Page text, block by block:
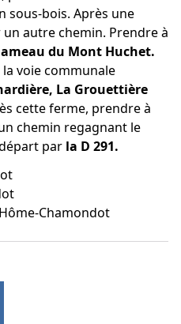
sous-bois. Après une
autre chemin. Prendre à
du Mont Huchet.
voie communale
La Grouettière
cette ferme, prendre à
chemin regagnant le
par la D 291.
Chamondot